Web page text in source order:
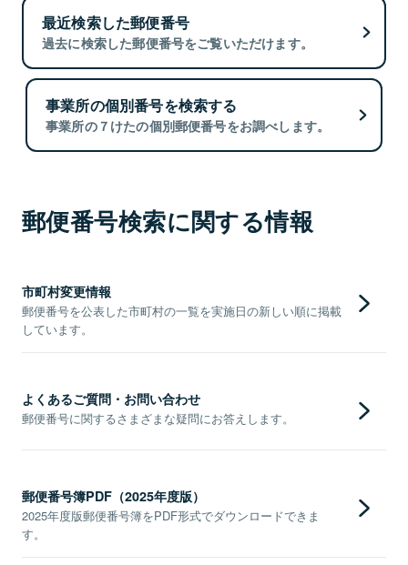
最近検索した郵便番号
過去に検索した郵便番号をご覧いただけます。
事業所の個別番号を検索する
事業所の７けたの個別郵便番号をお調べします。
郵便番号検索に関する情報
市町村変更情報
郵便番号を公表した市町村の一覧を実施日の新しい順に掲載
しています。
よくあるご質問・お問い合わせ
郵便番号に関するさまざまな疑問にお答えします。
郵便番号簿PDF（2025年度版）
2025年度版郵便番号簿をPDF形式でダウンロードできま
す。